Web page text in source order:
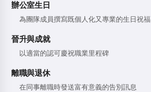
辦公室生日
為團隊成員撰寫既個人化又專業的生日祝福
晉升與成就
以適當的認可慶祝職業里程碑
離職與退休
在同事離職時發送富有意義的告別訊息